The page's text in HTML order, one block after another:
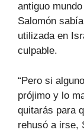
antiguo
Salomón
utilizada en
culpable.
“Pero si
prójimo y lo
quitarás para
rehusó a irse,